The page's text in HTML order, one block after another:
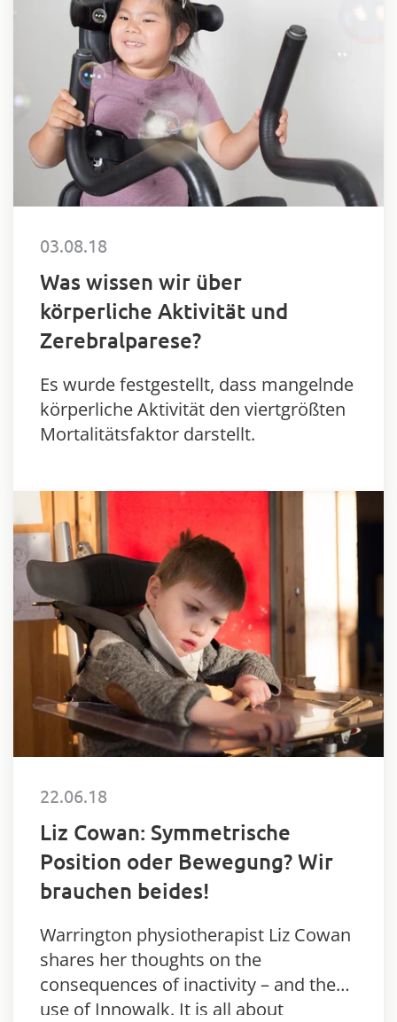
03.08.18
Was wissen wir über
körperliche Aktivität und
Zerebralparese?
Es wurde festgestellt, dass mangelnde
körperliche Aktivität den viertgrößten
Mortalitätsfaktor darstellt.
22.06.18
Liz Cowan: Symmetrische
Position oder Bewegung? Wir
brauchen beides!
Warrington physiotherapist Liz Cowan
shares her thoughts on the
consequences of inactivity – and the
use of Innowalk. It is all about